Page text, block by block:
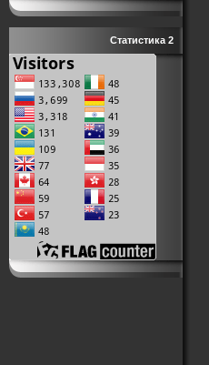
Статистика 2